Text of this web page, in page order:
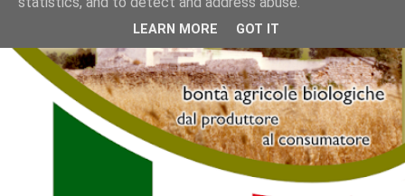
LEARN MORE GOT IT